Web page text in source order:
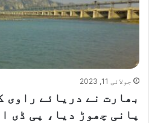
جولائی 11, 2023
بھارت نے دریائے راوی
پانی چھوڑ دیا، پی ڈی